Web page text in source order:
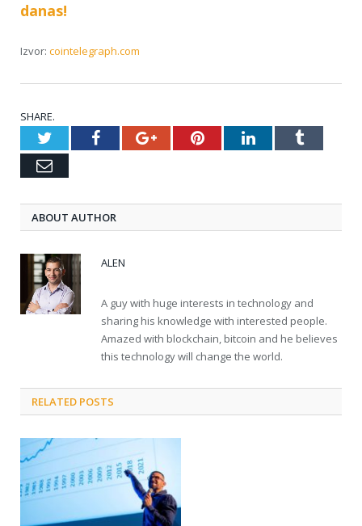
danas!
Izvor: cointelegraph.com
SHARE.
TwitterFacebookGoogle+PinterestLinkedInTumblr
Email
ABOUT AUTHOR
ALEN
A guy with huge interests in technology and
sharing his knowledge with interested people.
Amazed with blockchain, bitcoin and he believes
this technology will change the world.
RELATED POSTS